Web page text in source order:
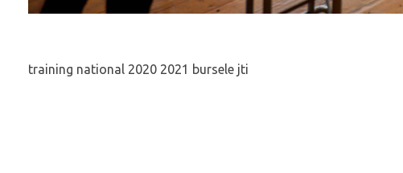
training national 2020 2021 bursele jti